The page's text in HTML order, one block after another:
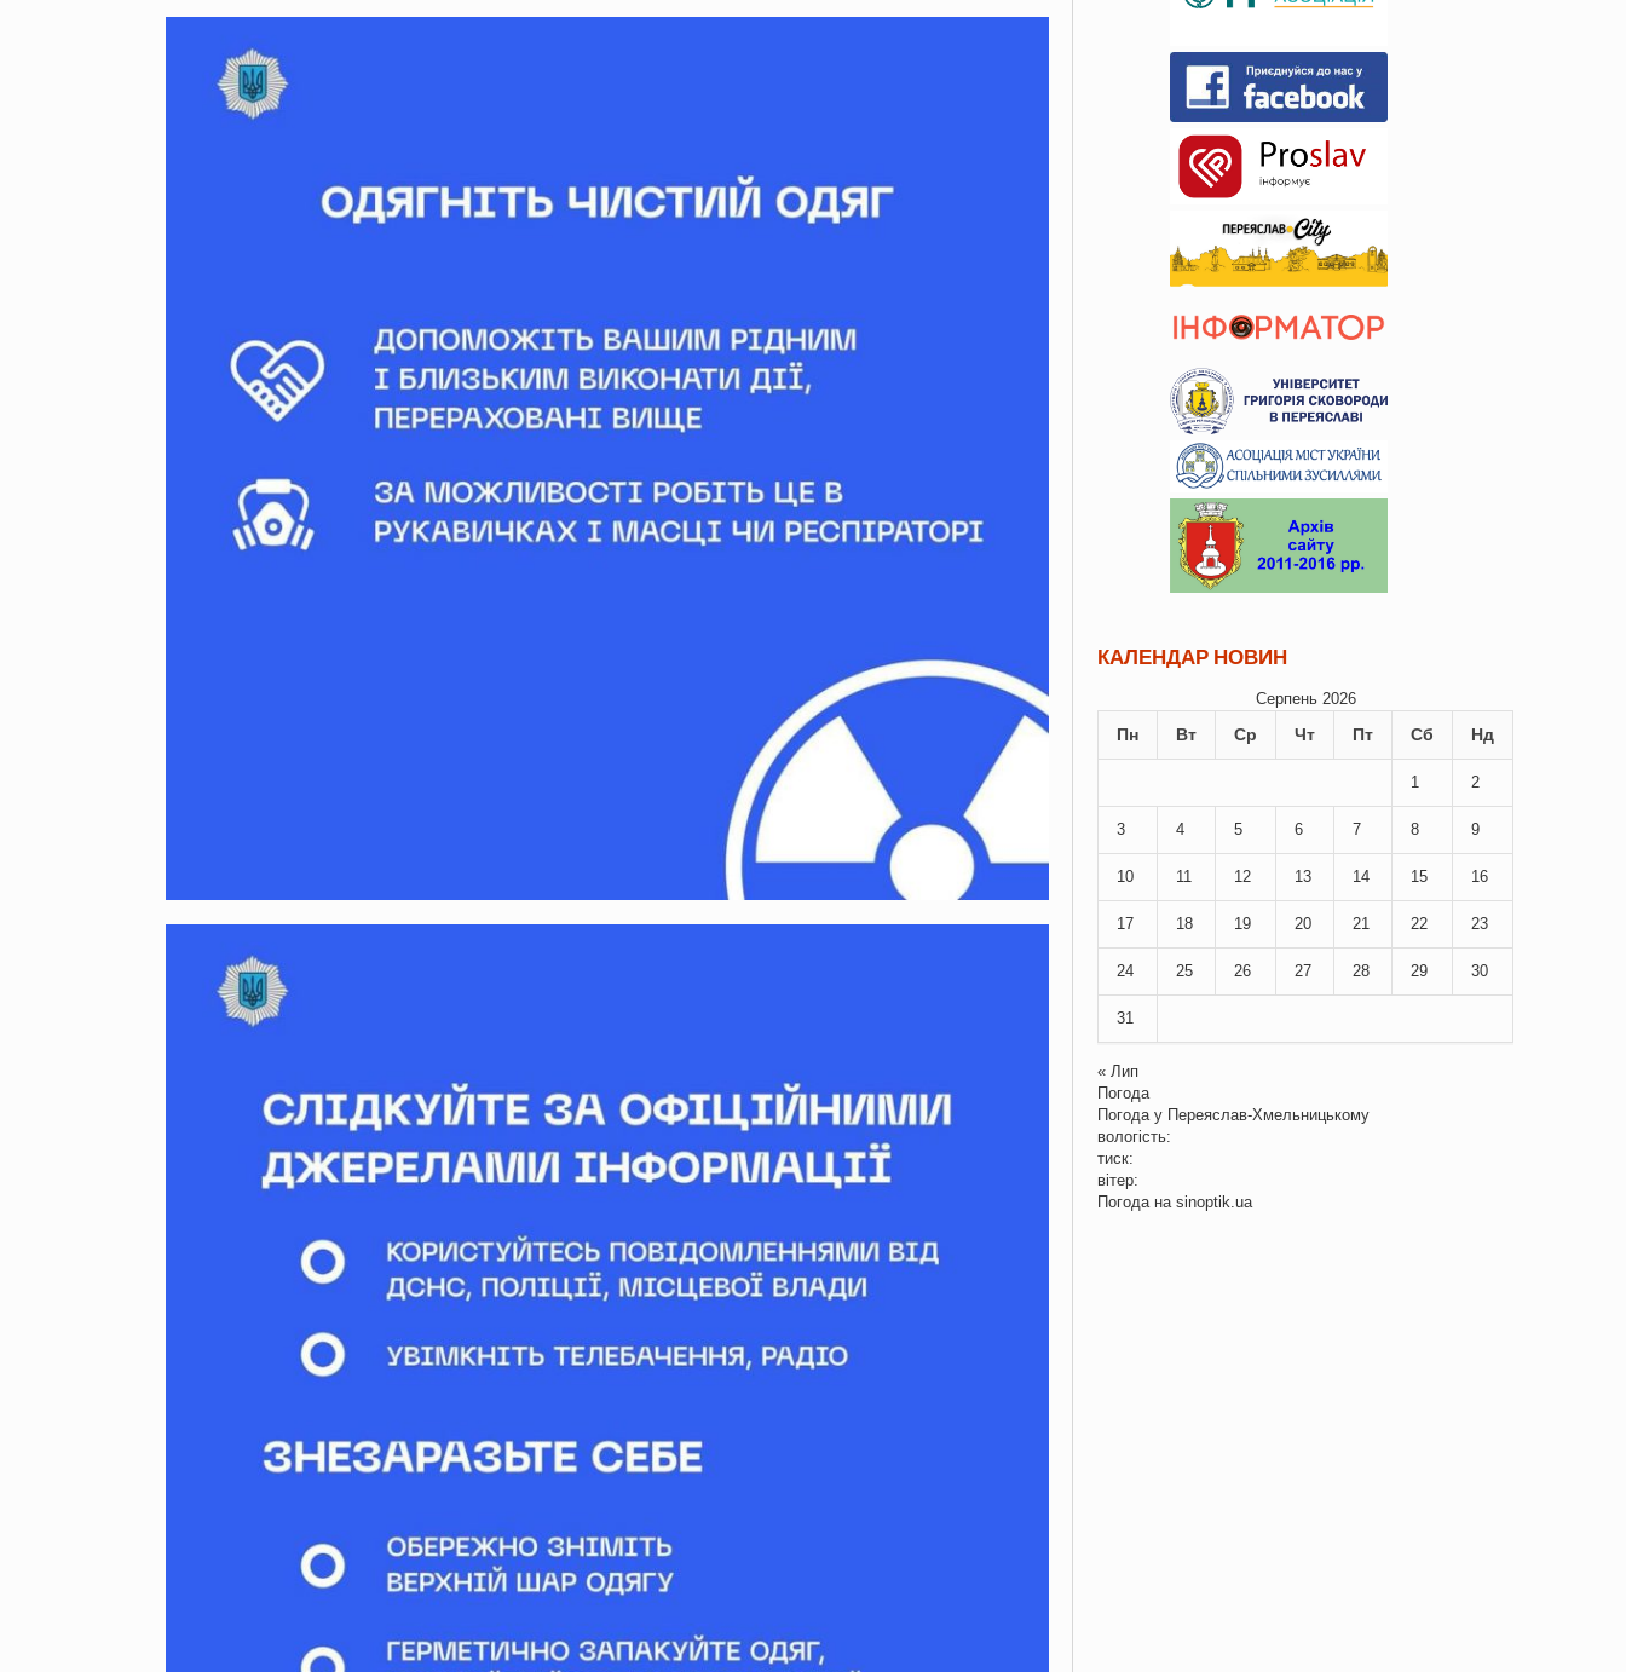
КАЛЕНДАР НОВИН
Серпень 2026
Пн Вт Ср Чт Пт Сб Нд
1 2
3 4 5 6 7 8 9
10 11 12 13 14 15 16
17 18 19 20 21 22 23
24 25 26 27 28 29 30
31
« Лип
Погода
Погода у Переяслав-Хмельницькому
вологість:
тиск:
вітер:
Погода на sinoptik.ua